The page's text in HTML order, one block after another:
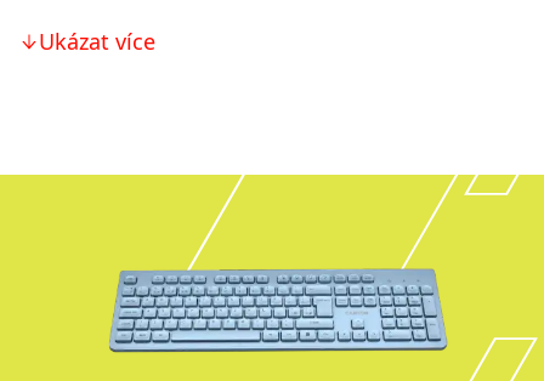
Ukázat více